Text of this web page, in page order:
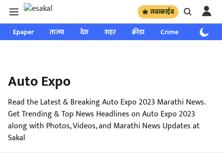
सबस्क्राईब
Epaper ताज्या देश शहर क्रीडा Crime साप्ताहिक
Auto Expo
Read the Latest & Breaking Auto Expo 2023 Marathi News.
Get Trending & Top News Headlines on Auto Expo 2023
along with Photos, Videos, and Marathi News Updates at
Sakal